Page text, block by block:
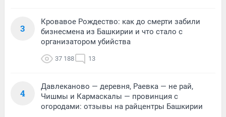
3
Кровавое Рождество: как до смерти забили
бизнесмена из Башкирии и что стало с
организатором убийства
37 188 13
4
Давлеканово — деревня, Раевка — не рай,
Чишмы и Кармаскалы — провинция с
огородами: отзывы на райцентры Башкирии